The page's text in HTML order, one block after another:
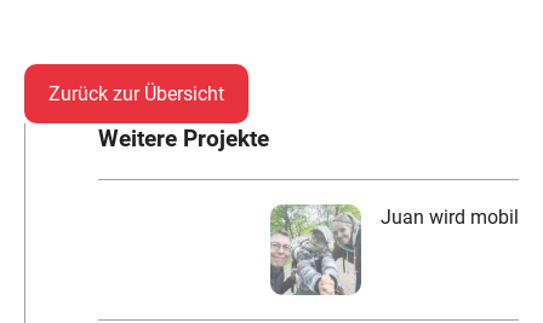
Zurück zur Übersicht
Weitere Projekte
Juan wird mobil